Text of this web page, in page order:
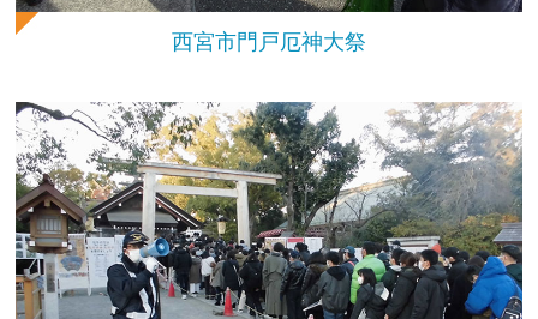
西宮市門戸厄神大祭